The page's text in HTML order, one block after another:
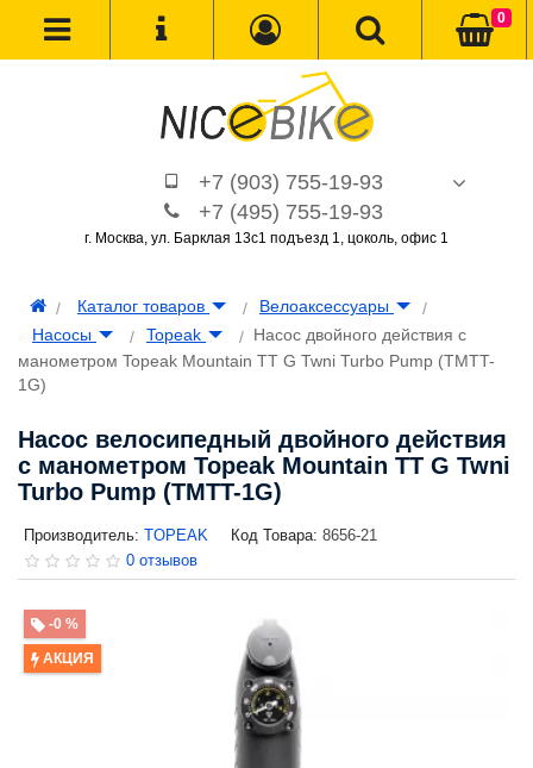
+7 (903) 755-19-93
+7 (495) 755-19-93
г. Москва, ул. Барклая 13с1 подъезд 1, цоколь, офис 1
0
Каталог товаров
Велоаксессуары
Насосы
Topeak
Насос двойного действия с
манометром Topeak Mountain TT G Twni Turbo Pump (TMTT-
1G)
Насос велосипедный двойного действия
с манометром Topeak Mountain TT G Twni
Turbo Pump (TMTT-1G)
Производитель: TOPEAK Код Товара: 8656-21
0 отзывов
-0 %
АКЦИЯ